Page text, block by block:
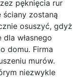
pęknięcia rur
ściany zostaną
osuszyć, gdyż
własnego
domu. Firma
murów.
niezwykle